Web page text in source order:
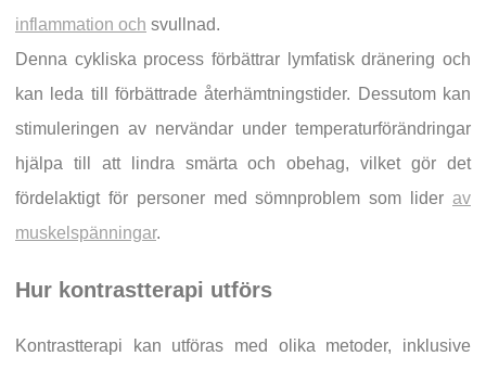
inflammation och svullnad.
Denna cykliska process förbättrar lymfatisk dränering och
kan leda till förbättrade återhämtningstider. Dessutom kan
stimuleringen av nervändar under temperaturförändringar
hjälpa till att lindra smärta och obehag, vilket gör det
fördelaktigt för personer med sömnproblem som lider av
muskelspänningar.
Hur kontrastterapi utförs
Kontrastterapi kan utföras med olika metoder, inklusive